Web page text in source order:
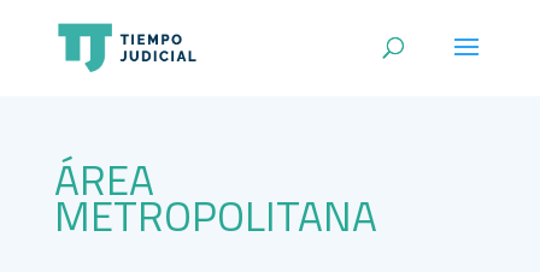
ÁREA
METROPOLITANA